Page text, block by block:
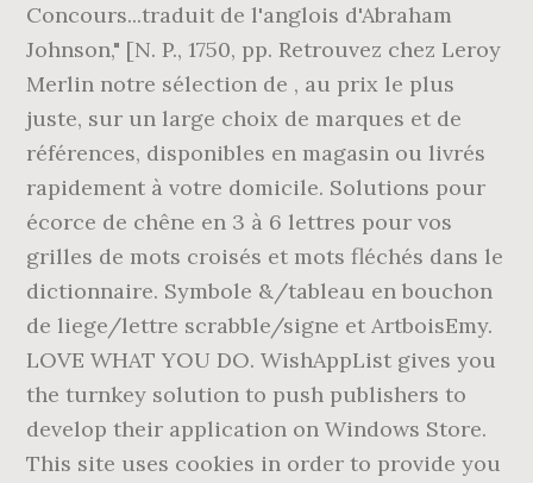
Concours...traduit de l'anglois d'Abraham
Johnson," [N. P., 1750, pp. Retrouvez chez Leroy
Merlin notre sélection de , au prix le plus
juste, sur un large choix de marques et de
références, disponibles en magasin ou livrés
rapidement à votre domicile. Solutions pour
écorce de chêne en 3 à 6 lettres pour vos
grilles de mots croisés et mots fléchés dans le
dictionnaire. Symbole &/tableau en bouchon
de liege/lettre scrabble/signe et ArtboisEmy.
LOVE WHAT YOU DO. WishAppList gives you
the turnkey solution to push publishers to
develop their application on Windows Store.
This site uses cookies in order to provide you